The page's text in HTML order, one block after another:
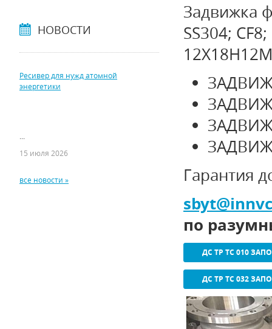
НОВОСТИ
Ресивер для нужд атомной
энергетики
15 июля 2026
все новости »
Задвижка
SS304;
Гарантия
sbyt@
по
ДС ТР ТС 010
ДС ТР ТС 032